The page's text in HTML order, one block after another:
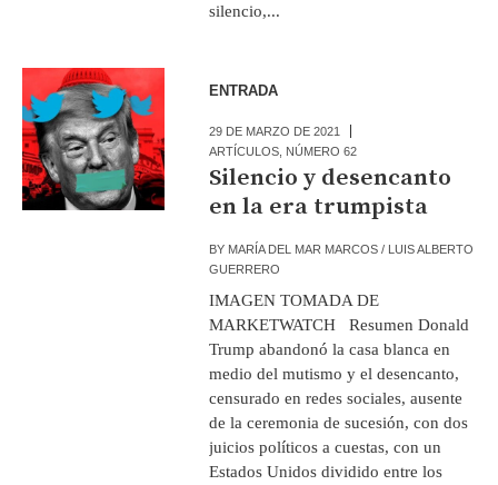
silencio,...
ENTRADA
29 DE MARZO DE 2021
ARTÍCULOS NÚMERO 62
Silencio y desencanto
en la era trumpista
BY MARÍA DEL MAR MARCOS / LUIS ALBERTO
GUERRERO
IMAGEN TOMADA DE
MARKETWATCH Resumen Donald
Trump abandonó la casa blanca en
medio del mutismo y el desencanto,
censurado en redes sociales, ausente
de la ceremonia de sucesión, con dos
juicios políticos a cuestas, con un
Estados Unidos dividido entre los